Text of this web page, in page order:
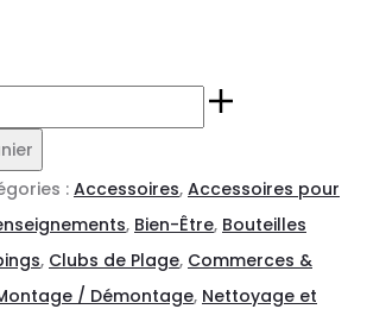
:Accessoires, Accessoires pour
, Bien-Être, Bouteilles
, Clubs de Plage, Commerces &
/ Démontage, Nettoyage et